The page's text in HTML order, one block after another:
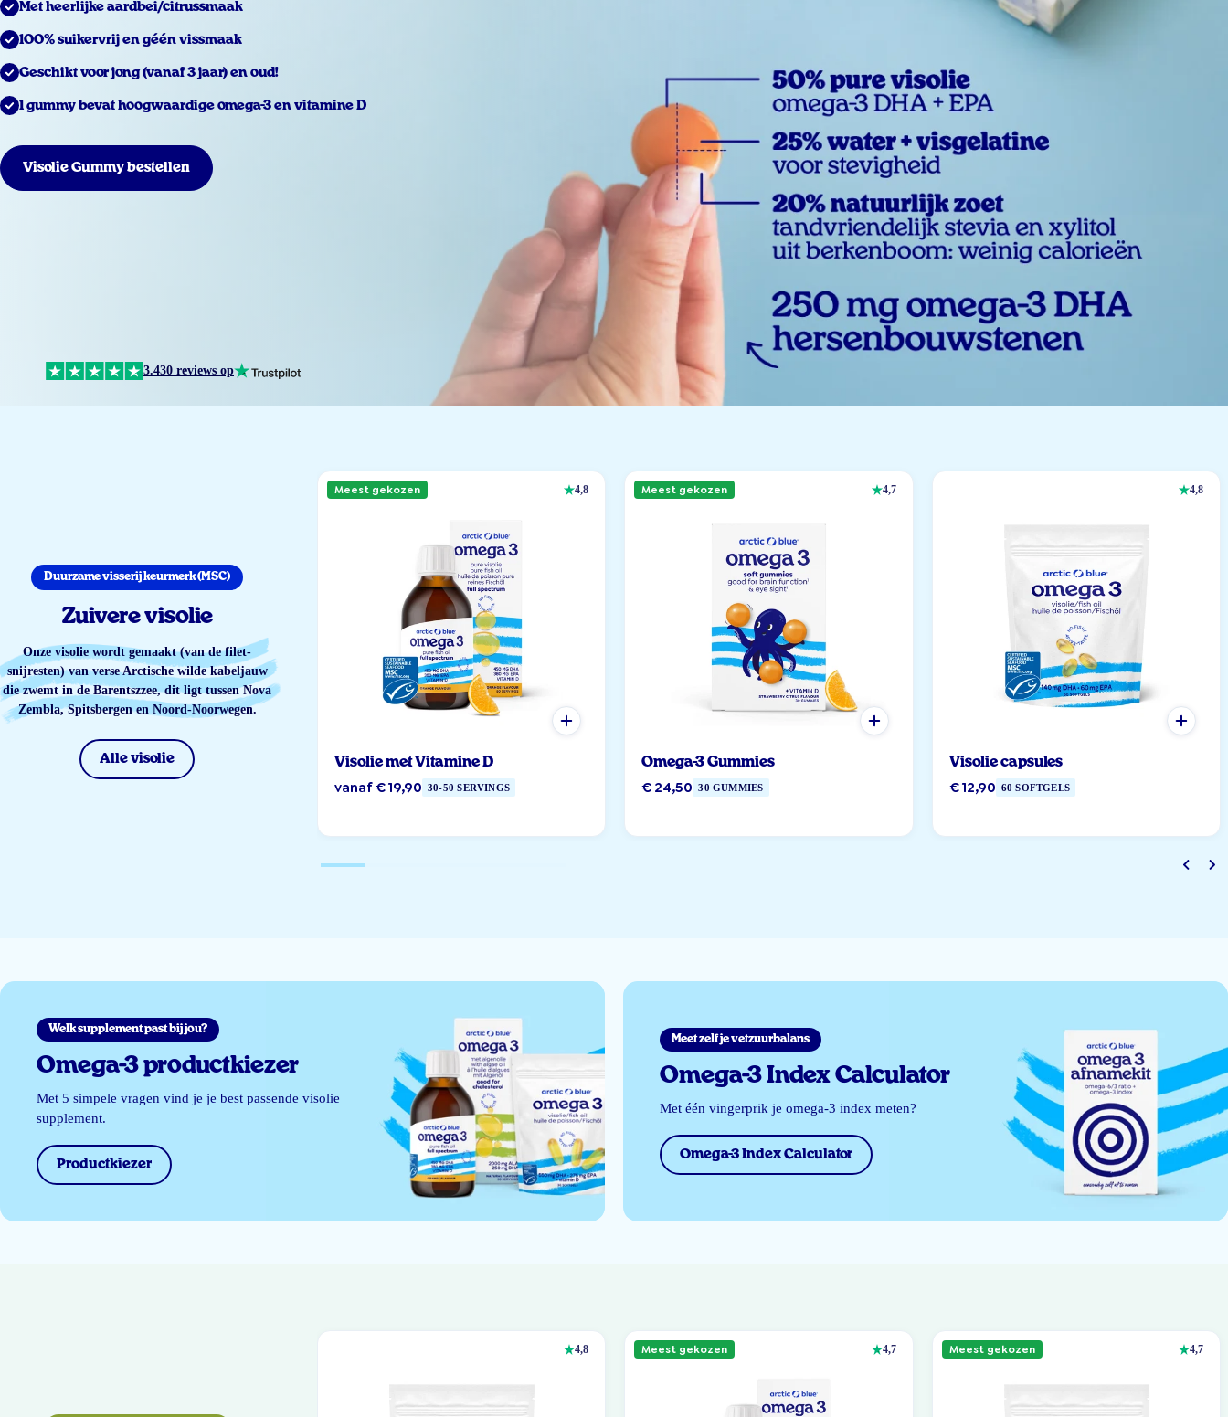
Met heerlijke aardbei/citrussmaak
100% suikervrij en géén vissmaak
Geschikt voor jong (vanaf 3 jaar) en oud!
1 gummy bevat hoogwaardige omega-3 en vitamine D
Visolie Gummy bestellen
3.430 reviews op
Duurzame visserij keurmerk (MSC)
Zuivere visolie
Onze visolie wordt gemaakt (van de filet-
snijresten) van verse Arctische wilde kabeljauw
die zwemt in de Barentszzee, dit ligt tussen Nova
Zembla, Spitsbergen en Noord-Noorwegen.
Alle visolie
Meest gekozen 4,8
Visolie met Vitamine D
vanaf € 19,90 30-50 SERVINGS
Meest gekozen 4,7
Omega-3 Gummies
€ 24,50 30 GUMMIES
4,8
Visolie capsules
€ 12,90 60 SOFTGELS
Welk supplement past bij jou?
Omega-3 productkiezer
Met 5 simpele vragen vind je je best passende visolie
supplement.
Productkiezer
Meet zelf je vetzuurbalans
Omega-3 Index Calculator
Met één vingerprik je omega-3 index meten?
Omega-3 Index Calculator
4,8 Meest gekozen 4,7 Meest gekozen 4,7